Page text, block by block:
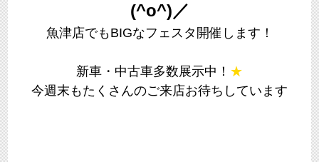
(^o^)／
魚津店でもBIGなフェスタ開催します！
新車・中古車多数展示中！ ★
今週末もたくさんのご来店お待ちしています